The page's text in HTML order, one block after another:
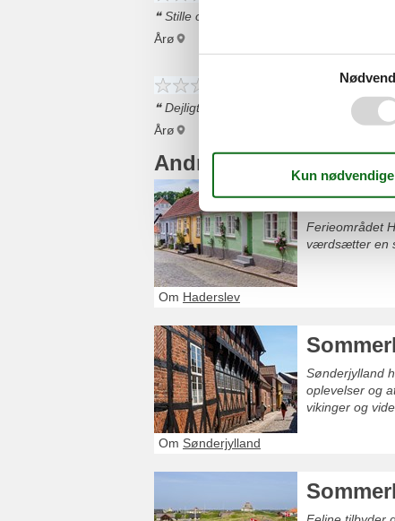
Stille og roligt
Årø
voksne
børn
Dejligt område med mange tilbud til hele
Årø
Andre artikler
Ferieområdet
værdsætter en
Om Haderslev
Sønderjylland
oplevelser og
vikinger og
Om Sønderjylland